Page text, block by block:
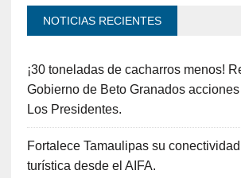
NOTICIAS RECIENTES
¡30 toneladas de cacharros menos!
Gobierno de Beto Granados
Los Presidentes.
Fortalece Tamaulipas su
turística desde el AIFA.